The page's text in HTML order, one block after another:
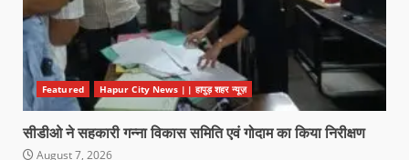
Featured Hapur City News || हापुड़ शहर न्यूज़
सीडीओ ने सहकारी गन्ना विकास समिति एवं गोदाम का किया निरीक्षण
August 7, 2026